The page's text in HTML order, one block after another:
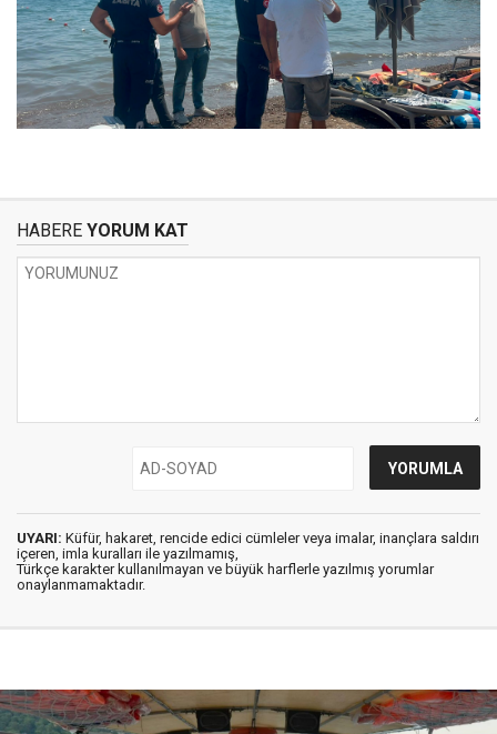
HABERE YORUM KAT
UYARI: Küfür, hakaret, rencide edici cümleler veya imalar, inançlara saldırı
içeren, imla kuralları ile yazılmamış,
Türkçe karakter kullanılmayan ve büyük harflerle yazılmış yorumlar
onaylanmamaktadır.